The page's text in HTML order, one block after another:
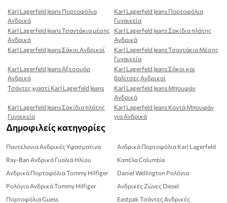
Karl Lagerfeld Jeans Πορτοφόλια
Ανδρικά
Karl Lagerfeld Jeans Πορτοφόλια
Γυναικεία
Karl Lagerfeld Jeans Τσαντάκια μέσης
Ανδρικά
Karl Lagerfeld Jeans Σακίδια πλάτης
Ανδρικά
Karl Lagerfeld Jeans Σάκοι Ανδρικοί
Karl Lagerfeld Jeans Τσαντάκια Μέσης
Γυναικεία
Karl Lagerfeld Jeans Αξεσουάρ
Ανδρικά
Karl Lagerfeld Jeans Σάκοι και
βαλίτσες Ανδρικοί
Τσάντες χιαστί Karl Lagerfeld Jeans
Karl Lagerfeld Jeans Μπουφάν
Ανδρικά
Karl Lagerfeld Jeans Σακίδια πλάτης
Γυναικεία
Karl Lagerfeld Jeans Κοντά Μπουφάν
για Ανδρικά
Δημοφιλείς κατηγορίες
Παντελονια Ανδρικές Υφασματινα
Ray-Ban Ανδρικά Γυαλιά Ηλίου
Ανδρικά Πορτοφόλια Tommy Hilfiger
Ρολόγια Ανδρικά Tommy Hilfiger
Πορτοφόλια Guess
Ανδρικά Πορτοφόλια Karl Lagerfeld
Καπέλα Columbia
Daniel Wellington Ρολόγια
Ανδρικές Ζώνες Diesel
Eastpak Τσάντες Ανδρικές